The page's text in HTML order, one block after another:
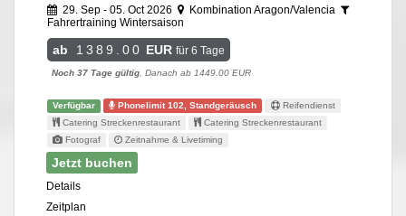
29. Sep - 05. Oct 2026
Kombination Aragon/Valencia
Fahrertraining Wintersaison
ab 1389.00 EUR für 6 Tage
Noch 37 Tage gültig , Danach ab 1449.00 EUR
Verfügbar Phonelimit 102, Standgeräusch
Reifendienst
Catering Streckenrestaurant
Catering Streckenrestaurant
Fotograf
Zeitnahme & Livetiming
Jetzt buchen
Details
Zeitplan